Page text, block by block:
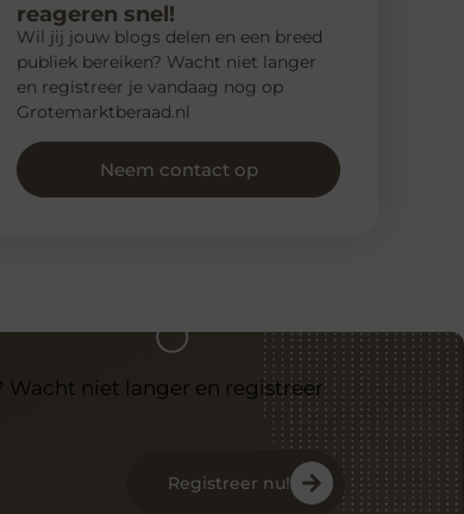
reageren snel!
Wil jij jouw blogs delen en een breed
publiek bereiken? Wacht niet langer
en registreer je vandaag nog op
Grotemarktberaad.nl
Neem contact op
niet langer en registreer
Registreer nu!